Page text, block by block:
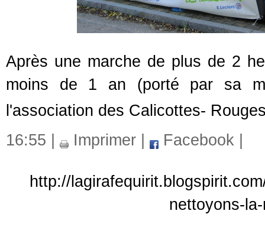
Après une marche de plus de 2
moins de 1 an (porté par sa
l'association des Calicottes-
16:55 |
Imprimer Facebook
http://
nettoyons-